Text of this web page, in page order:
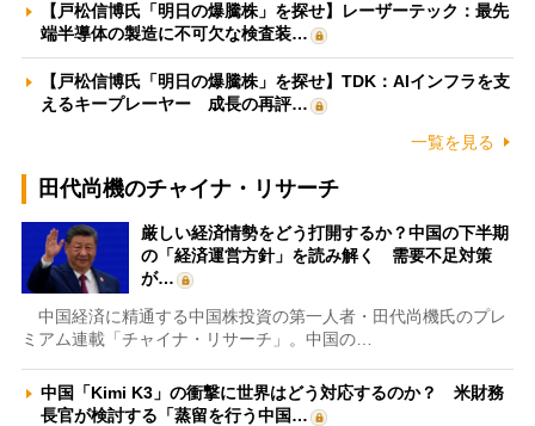
【戸松信博氏「明日の爆騰株」を探せ】レーザーテック：最先
端半導体の製造に不可欠な検査装…
【戸松信博氏「明日の爆騰株」を探せ】TDK：AIインフラを支
えるキープレーヤー 成長の再評…
一覧を見る
田代尚機のチャイナ・リサーチ
厳しい経済情勢をどう打開するか？中国の下半期
の「経済運営方針」を読み解く 需要不足対策
が…
中国経済に精通する中国株投資の第一人者・田代尚機氏のプレ
ミアム連載「チャイナ・リサーチ」。中国の…
中国「Kimi K3」の衝撃に世界はどう対応するのか？ 米財務
長官が検討する「蒸留を行う中国…